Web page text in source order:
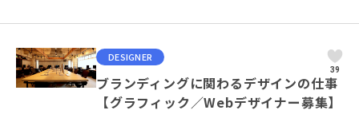
DESIGNER
39
ブランディングに関わるデザインの仕事
【グラフィック／Webデザイナー募集】